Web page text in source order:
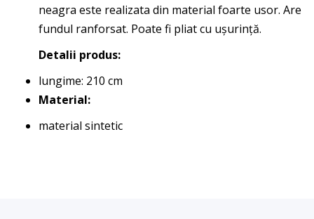
neagra este realizata din material foarte usor. Are
fundul ranforsat. Poate fi pliat cu ușurință.
Detalii produs:
lungime: 210 cm
Material:
material sintetic